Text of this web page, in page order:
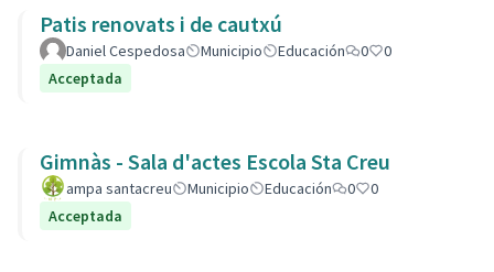
Patis renovats i de cautxú
Daniel Cespedosa Municipio Educación 0
0
Acceptada
Gimnàs - Sala d'actes Escola Sta Creu
ampa santacreu Municipio Educación 0
0
Acceptada